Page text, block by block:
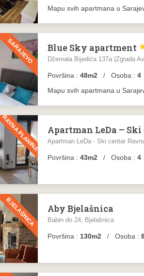
Mapu svih apartmana u
SARAJEVO Blue Sky apartment
Džemala Bijedića 137a (Zgrada
Površina : 48m2 / Osoba : 4
Mapu svih apartmana u
RAVNA PLANINA Apartman LeDa –
Apartman LeDa - Ski centar
Površina : 43m2/ Osoba : 4
BJELAŠNICA Aby Bjelašnica
Babin do 24, Bjelašnica
Površina : 130m2/ Osoba :